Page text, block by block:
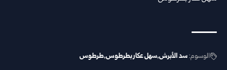
الوسوم:سد الأبرش سهل عكار ‏بطرطوس‎ طرطوس